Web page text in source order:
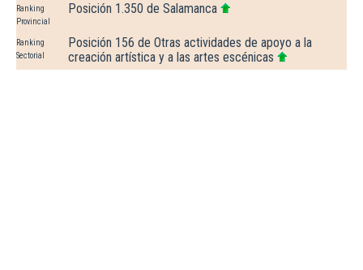
Ranking
Provincial
Posición 1.350 de Salamanca
Ranking
Sectorial
Posición 156 de Otras actividades de apoyo a la
creación artística y a las artes escénicas